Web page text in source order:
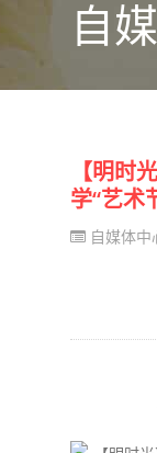
自
【明时
学“艺术
自媒体中